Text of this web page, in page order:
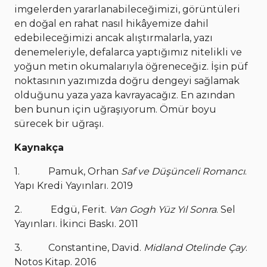
imgelerden yararlanabileceğimizi, görüntüleri
en doğal en rahat nasıl hikâyemize dahil
edebileceğimizi ancak alıştırmalarla, yazı
denemeleriyle, defalarca yaptığımız nitelikli ve
yoğun metin okumalarıyla öğreneceğiz. İşin püf
noktasının yazımızda doğru dengeyi sağlamak
olduğunu yaza yaza kavrayacağız. En azından
ben bunun için uğraşıyorum. Ömür boyu
sürecek bir uğraşı.
Kaynakça
1. Pamuk, Orhan Saf ve Düşünceli Romancı.
Yapı Kredi Yayınları. 2019
2. Edgü, Ferit. Van Gogh Yüz Yıl Sonra. Sel
Yayınları. İkinci Baskı. 2011
3. Constantine, David. Midland Otelinde Çay.
Notos Kitap. 2016